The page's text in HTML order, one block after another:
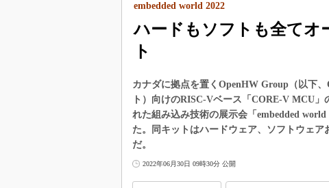
大山聡の業界
学漂流記
世界を「数字
踊るバズワー
Buzzword
ハードもソフトも全てオ
ト
embedded world 2022
カナダに拠点を置くOpenHW Group（以下
ト）向けのRISC-Vベース「CORE-V MCU
れた組み込み技術の展示会「embedded
た。同キットはハードウェア、ソフトウェ
だ。
2022年06月30日 09時30分 公開